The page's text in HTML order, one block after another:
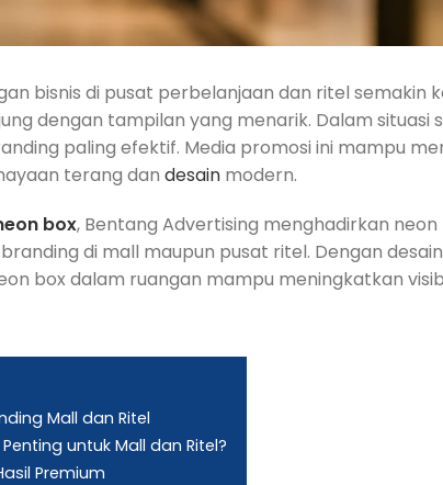
bisnis di pusat perbelanjaan dan ritel semakin
dengan tampilan yang menarik. Dalam situasi
paling efektif. Media promosi ini mampu
terang dan desain modern.
box, Bentang Advertising menghadirkan
di mall maupun pusat ritel. Dengan
box dalam ruangan mampu meningkatkan
Mall dan Ritel
untuk Mall dan Ritel?
Premium